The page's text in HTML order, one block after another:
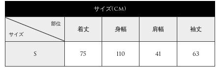
サイズ(cm)
サイズ
部位
着丈 身幅 肩幅 袖丈
S 75 110 41 63